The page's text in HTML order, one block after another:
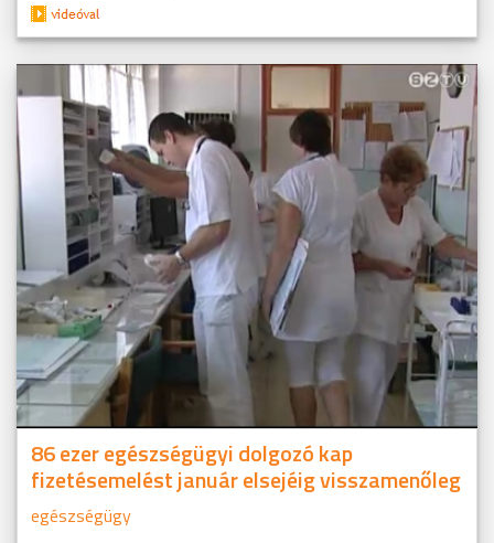
86 ezer egészségügyi dolgozó kap
fizetésemelést január elsejéig visszamenőleg
egészségügy